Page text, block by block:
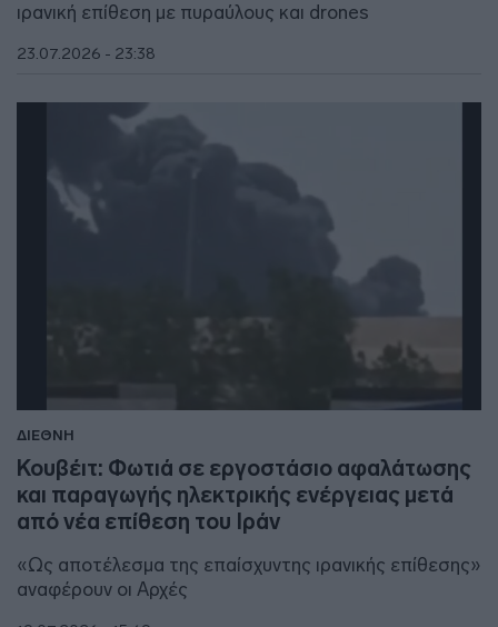
ιρανική επίθεση με πυραύλους και drones
23.07.2026 - 23:38
ΔΙΕΘΝΗ
Κουβέιτ: Φωτιά σε εργοστάσιο αφαλάτωσης
και παραγωγής ηλεκτρικής ενέργειας μετά
από νέα επίθεση του Ιράν
«Ως αποτέλεσμα της επαίσχυντης ιρανικής επίθεσης»
αναφέρουν οι Αρχές